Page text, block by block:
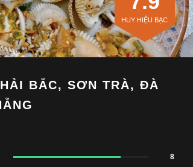
BẮC, SƠN TRÀ, ĐÀ
8
HUY HIỆU BẠC